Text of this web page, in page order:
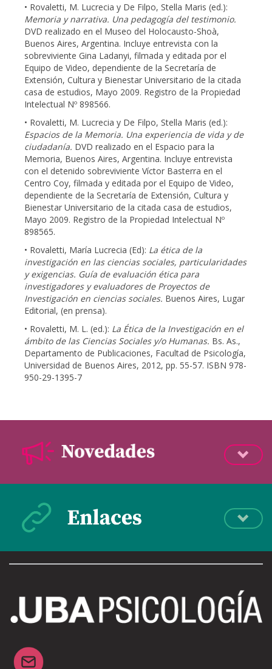
• Rovaletti, M. Lucrecia y De Filpo, Stella Maris (ed.):
Memoria y narrativa. Una pedagogía del testimonio.
DVD realizado en el Museo del Holocausto-Shoà,
Buenos Aires, Argentina. Incluye entrevista con la
sobreviviente Gina Ladanyi, filmada y editada por el
Equipo de Video, dependiente de la Secretaría de
Extensión, Cultura y Bienestar Universitario de la citada
casa de estudios, Mayo 2009. Registro de la Propiedad
Intelectual Nº 898566.
• Rovaletti, M. Lucrecia y De Filpo, Stella Maris (ed.):
Espacios de la Memoria. Una experiencia de vida y de
ciudadanía. DVD realizado en el Espacio para la
Memoria, Buenos Aires, Argentina. Incluye entrevista
con el detenido sobreviviente Víctor Basterra en el
Centro Coy, filmada y editada por el Equipo de Video,
dependiente de la Secretaría de Extensión, Cultura y
Bienestar Universitario de la citada casa de estudios,
Mayo 2009. Registro de la Propiedad Intelectual Nº
898565.
• Rovaletti, María Lucrecia (Ed): La ética de la
investigación en las ciencias sociales, particularidades
y exigencias. Guía de evaluación ética para
investigadores y evaluadores de Proyectos de
Investigación en ciencias sociales. Buenos Aires, Lugar
Editorial, (en prensa).
• Rovaletti, M. L. (ed.): La Ética de la Investigación en el
ámbito de las Ciencias Sociales y/o Humanas. Bs. As.,
Departamento de Publicaciones, Facultad de Psicología,
Universidad de Buenos Aires, 2012, pp. 55-57. ISBN 978-
950-29-1395-7